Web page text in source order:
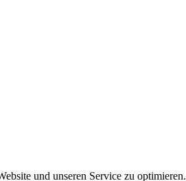
und unseren Service zu optimieren.